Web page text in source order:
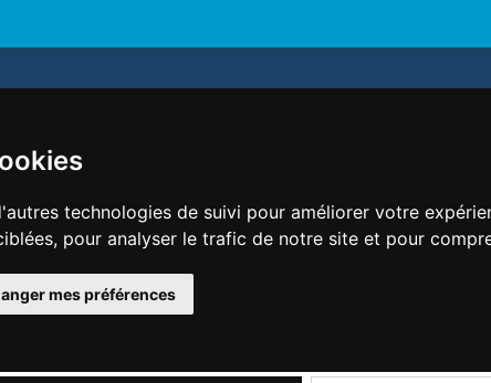
technologies de suivi pour améliorer votre
pour analyser le trafic de notre site et pour
mes préférences